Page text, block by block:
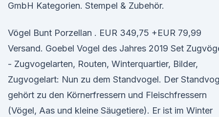
GmbH Kategorien. Stempel & Zubehör.
Vögel Bunt Porzellan . EUR 349,75 +EUR 79,99
Versand. Goebel Vogel des Jahres 2019 Set
- Zugvogelarten, Routen, Winterquartier, Bilder,
Zugvogelart: Nun zu dem Standvogel. Der
gehört zu den Körnerfressern und Fleischfressern
(Vögel, Aas und kleine Säugetiere). Er ist im Winter